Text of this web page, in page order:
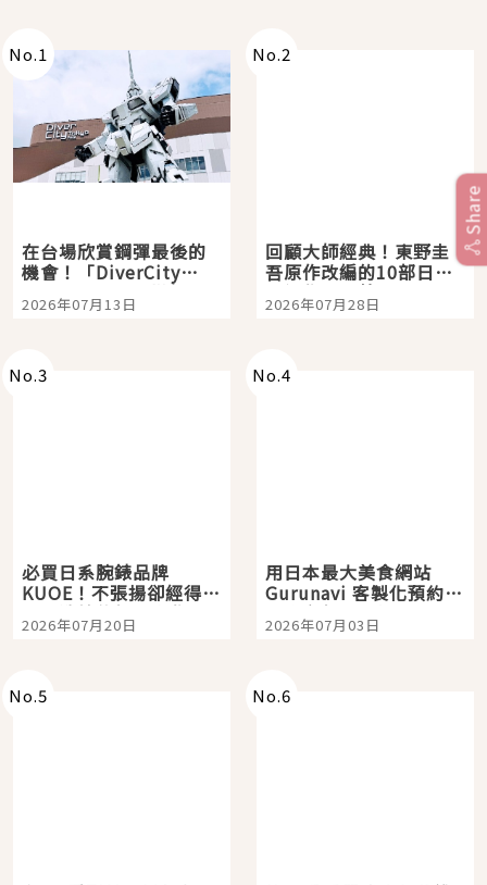
No.1
在台場欣賞鋼彈最後的
機會！「DiverCity
Tokyo Plaza」搭船、
購物、美食及夜景，一
2026年07月13日
No.2
回顧大師經典！東野圭
吾原作改編的10部日本
影視作品推薦
2026年07月28日
No.3
必買日系腕錶品牌
KUOE！不張揚卻經得起
時間洗鍊的經典之作五
選
2026年07月20日
No.4
用日本最大美食網站
Gurunavi 客製化預約九
大都市餐廳，打造專屬
美食體驗！
2026年07月03日
No.5 No.6
Share